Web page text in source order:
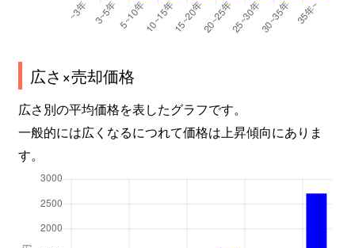
広さ×売却価格
広さ別の平均価格を表したグラフです。
一般的には広くなるにつれて価格は上昇傾向にありま
す。